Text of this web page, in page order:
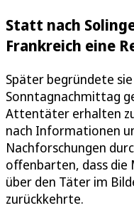
Statt nach
Frankreich eine
Später begründete
Sonntagnachmittag
Attentäter erhalten
nach Informationen
Nachforschungen
offenbarten, dass die
über den Täter im
zurückkehrte.